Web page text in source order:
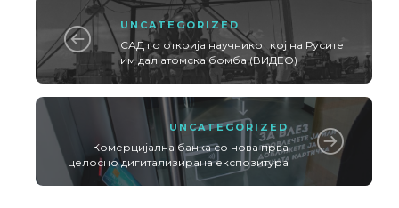
UNCATEGORIZED
САД го открија научникот кој на Русите
им дал атомска бомба (ВИДЕО)
UNCATEGORIZED
Комерцијална банка со нова прва
целосно дигитализирана експозитура